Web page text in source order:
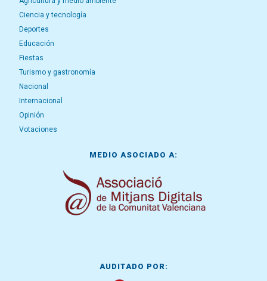
Ciencia y tecnología
Deportes
Educación
Fiestas
Turismo y gastronomía
Nacional
Internacional
Opinión
Votaciones
MEDIO ASOCIADO A:
AUDITADO POR: